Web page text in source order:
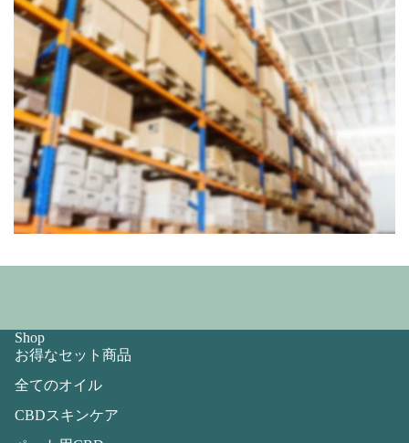
Shop
お得なセット商品
全てのオイル
CBDスキンケア